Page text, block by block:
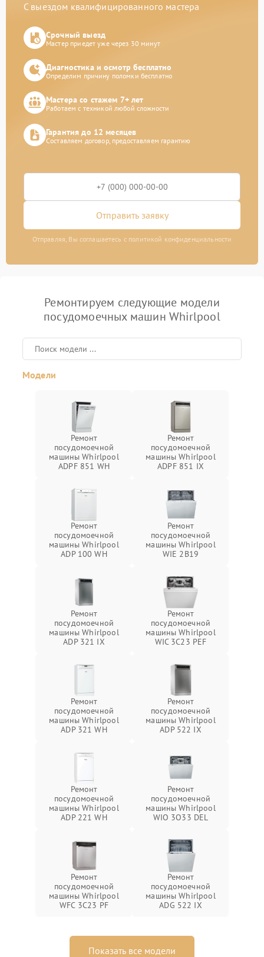
С выездом квалифицированного мастера
Срочный выезд
Мастер приедет уже через 30 минут
Диагностика и осмотр бесплатно
Определим причину поломки бесплатно
Мастера со стажем 7+ лет
Работаем с техникой любой сложности
Гарантия до 12 месяцев
Составляем договор, предоставляем гарантию
Отправить заявку
Отправляя, Вы соглашаетесь с политикой конфиденциальности
Ремонтируем следующие модели
посудомоечных машин Whirlpool
Модели
Ремонт
посудомоечной
машины Whirlpool
ADPF 851 WH
Ремонт
посудомоечной
машины Whirlpool
ADPF 851 IX
Ремонт
посудомоечной
машины Whirlpool
ADP 100 WH
Ремонт
посудомоечной
машины Whirlpool
WIE 2B19
Ремонт
посудомоечной
машины Whirlpool
ADP 321 IX
Ремонт
посудомоечной
машины Whirlpool
WIC 3C23 PEF
Ремонт
посудомоечной
машины Whirlpool
ADP 321 WH
Ремонт
посудомоечной
машины Whirlpool
ADP 522 IX
Ремонт
посудомоечной
машины Whirlpool
ADP 221 WH
Ремонт
посудомоечной
машины Whirlpool
WIO 3O33 DEL
Ремонт
посудомоечной
машины Whirlpool
WFC 3C23 PF
Ремонт
посудомоечной
машины Whirlpool
ADG 522 IX
Показать все модели